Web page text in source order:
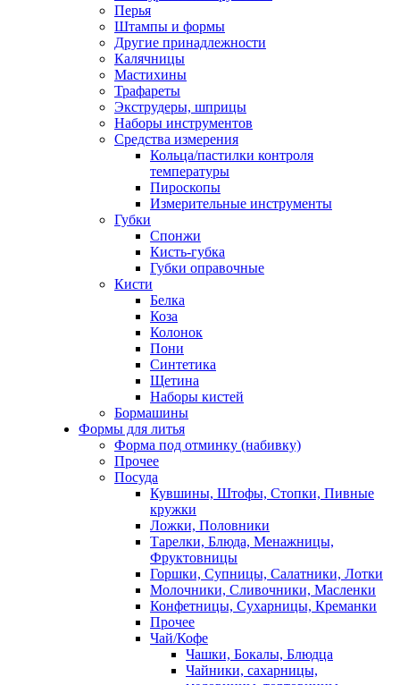
Перья
Штампы и формы
Другие принадлежности
Калячницы
Мастихины
Трафареты
Экструдеры, шприцы
Наборы инструментов
Средства измерения
Кольца/пастилки контроля
температуры
Пироскопы
Измерительные инструменты
Губки
Спонжи
Кисть-губка
Губки оправочные
Кисти
Белка
Коза
Колонок
Пони
Синтетика
Щетина
Наборы кистей
Бормашины
Формы для литья
Форма под отминку (набивку)
Прочее
Посуда
Кувшины, Штофы, Стопки, Пивные
кружки
Ложки, Половники
Тарелки, Блюда, Менажницы,
Фруктовницы
Горшки, Супницы, Салатники, Лотки
Молочники, Сливочники, Масленки
Конфетницы, Сухарницы, Креманки
Прочее
Чай/Кофе
Чашки, Бокалы, Блюдца
Чайники, сахарницы,